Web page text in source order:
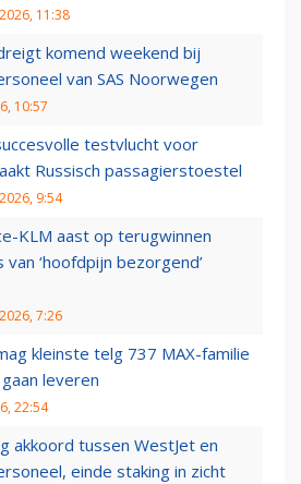
11:38
komend weekend bij
van SAS Noorwegen
10:57
testvlucht voor
Russisch passagierstoestel
9:54
KLM aast op terugwinnen
‘hoofdpijn bezorgend’
7:26
kleinste telg 737 MAX-familie
leveren
22:54
akkoord tussen WestJet en
einde staking in zicht